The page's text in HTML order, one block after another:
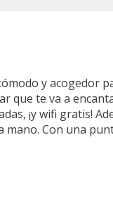
y acogedor
que te va a
¡y wifi gratis!
Con una